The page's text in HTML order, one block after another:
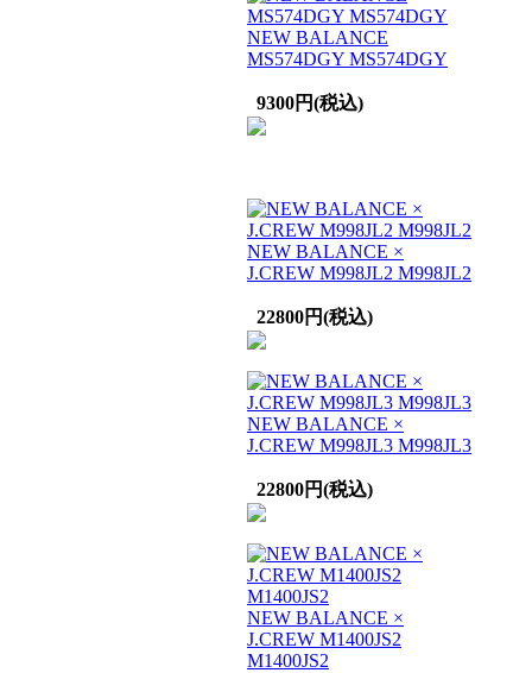
NEW BALANCE
MS574DGY MS574DGY
9300円(税込)
NEW BALANCE ×
J.CREW M998JL2 M998JL2
22800円(税込)
NEW BALANCE ×
J.CREW M998JL3 M998JL3
22800円(税込)
NEW BALANCE ×
J.CREW M1400JS2
M1400JS2